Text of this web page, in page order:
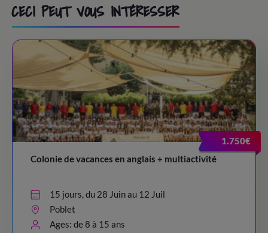
15:00 - 18:30
/ Jour à Port Aventura / Costa Caribe /
FerrariLand.
18:30 - 19:30 / Snack time
19:30 - 20:30 / Back to the camp
20:30 / Bye-bye!
CECI PEUT VOUS INTÉRESSER
1.750€
Colonie de vacances en anglais + multiactivité
15 jours, du 28 Juin au 12 Juil
Poblet
Ages: de 8 à 15 ans